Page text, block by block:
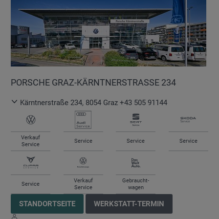
PORSCHE GRAZ-KÄRNTNERSTRASSE 234
Kärntnerstraße 234, 8054 Graz +43 505 91144
Verkauf
Service
Service Service Service
Service
Verkauf
Service
Gebraucht-
wagen
STANDORTSEITE WERKSTATT-TERMIN